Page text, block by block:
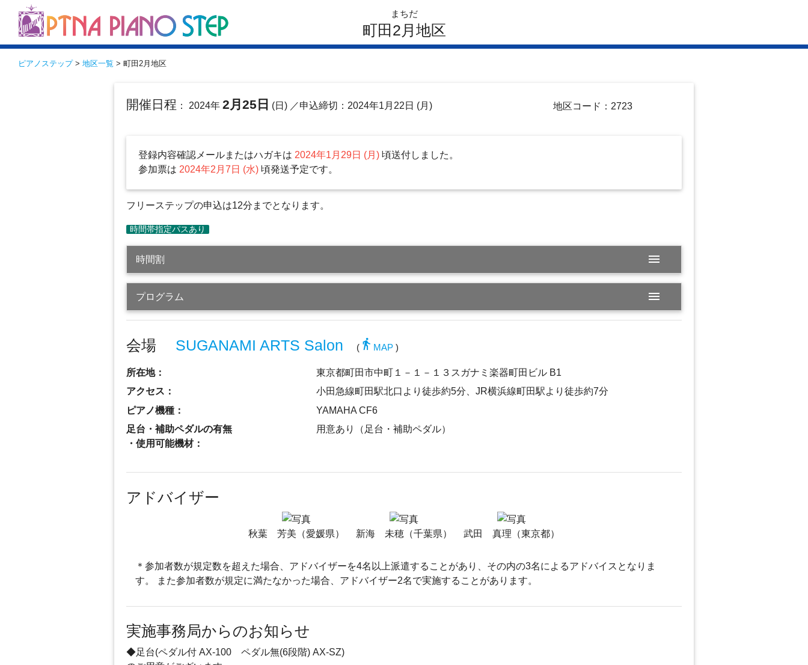
まちだ
町田2月地区
ピアノステップ> 地区一覧 > 町田2月地区
開催日程 ： 2024年2月25日 (日) ／申込締切：2024年1月22日 (月) 地区コード：2723
登録内容確認メールまたはハガキは 2024年1月29日 (月)頃送付しました。
参加票は 2024年2月7日 (水)頃発送予定です。
フリーステップの申込は12分までとなります。
時間割 menu
プログラム menu
会場 SUGANAMI ARTS Salon ( directions_walk MAP )
所在地：
東京都町田市中町１－１－１３スガナミ楽器町田ビル B1
アクセス：
小田急線町田駅北口より徒歩約5分、JR横浜線町田駅より徒歩約7分
ピアノ機種：
YAMAHA CF6
足台・補助ペダルの有無
・使用可能機材：
用意あり（足台・補助ペダル）
アドバイザー
秋葉 芳美（愛媛県） 新海 未穂（千葉県） 武田 真理（東京都）
＊参加者数が規定数を超えた場合、アドバイザーを4名以上派遣することがあり、その内の3名によるアドバイスとなりま
す。 また参加者数が規定に満たなかった場合、アドバイザー2名で実施することがあります。
実施事務局からのお知らせ
◆足台(ペダル付 AX-100 ペダル無(6段階) AX-SZ)